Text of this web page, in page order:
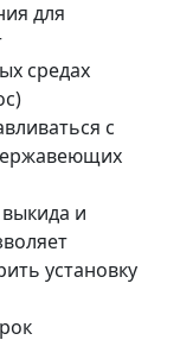
для
средах
с
и
установку